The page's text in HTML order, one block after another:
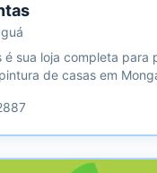
sua loja completa para
de casas em
produtos e serviços para